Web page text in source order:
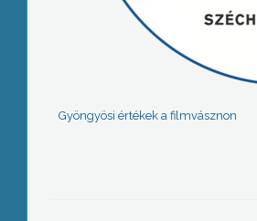
Gyöngyösi értékek a filmvásznon